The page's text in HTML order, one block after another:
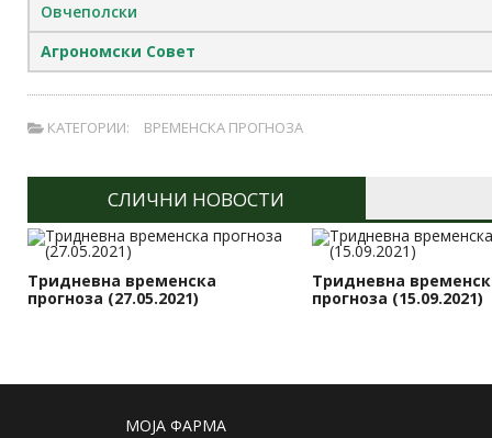
Овчеполски
Агрономски Совет
КАТЕГОРИИ: ВРЕМЕНСКА ПРОГНОЗА
СЛИЧНИ НОВОСТИ
Тридневна временска
прогноза (27.05.2021)
Тридневна
прогноза (15.09.2021)
МОЈА ФАРМА